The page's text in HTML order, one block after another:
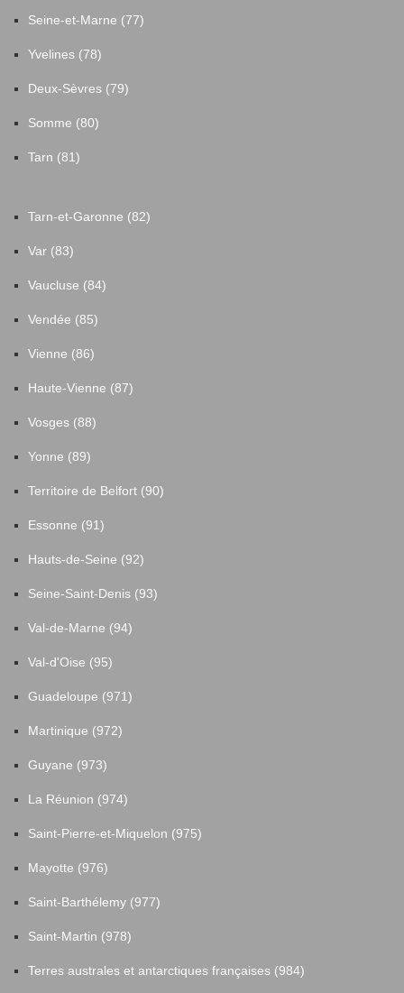
Seine-et-Marne (77)
Yvelines (78)
Deux-Sèvres (79)
Somme (80)
Tarn (81)
Tarn-et-Garonne (82)
Var (83)
Vaucluse (84)
Vendée (85)
Vienne (86)
Haute-Vienne (87)
Vosges (88)
Yonne (89)
Territoire de Belfort (90)
Essonne (91)
Hauts-de-Seine (92)
Seine-Saint-Denis (93)
Val-de-Marne (94)
Val-d'Oise (95)
Guadeloupe (971)
Martinique (972)
Guyane (973)
La Réunion (974)
Saint-Pierre-et-Miquelon (975)
Mayotte (976)
Saint-Barthélemy (977)
Saint-Martin (978)
Terres australes et antarctiques françaises (984)